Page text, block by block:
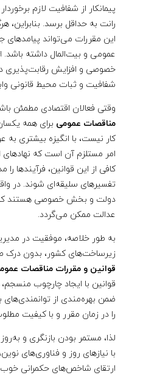
پیمانکار از شفافیت لازم
رانت به حداقل برسد. بنابراین،
این مقررات می‌تواند پیامدهای
عمومی و بیت‌المال داشته
خصوصی و افزایش رقابت‌پذیری در
شفافیت و ثبات محیط قانونی
وقتی فعالان اقتصادی مطمئن
مناقصات عمومی برای همه
کار نیست، با انگیزه بیشتری به
امر مستلزم آن است که نهادهای
کافی از این قوانین، فرآیندها را
تفسیرهای سلیقه‌ای شوند. در
دولت و بخش خصوصی هستند که
عدالت ممکن می‌گردد.
به طور خلاصه، موفقیت در
زیرساخت‌های کشور، بدون درک
قوانین و مقررات مناقصات
قوانین با ایجاد چارچوب
ضمن بهره‌مندی از
را در زمان مقرر و با کیفیت
لذا، مستمر بودن بازنگری و
با نیازهای روز و فناوری‌های
ارتقای شاخص‌های حکمرانی